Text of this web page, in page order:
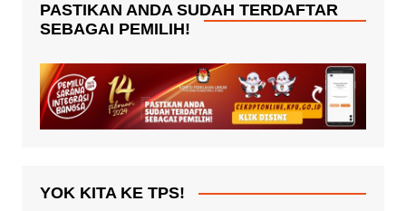
PASTIKAN ANDA SUDAH TERDAFTAR
SEBAGAI PEMILIH!
YOK KITA KE TPS!